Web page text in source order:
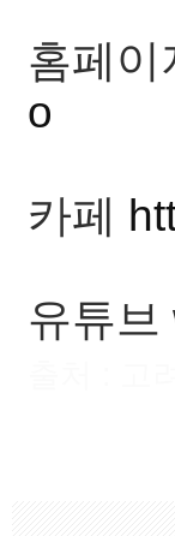
홈페이
o
카페
유튜브